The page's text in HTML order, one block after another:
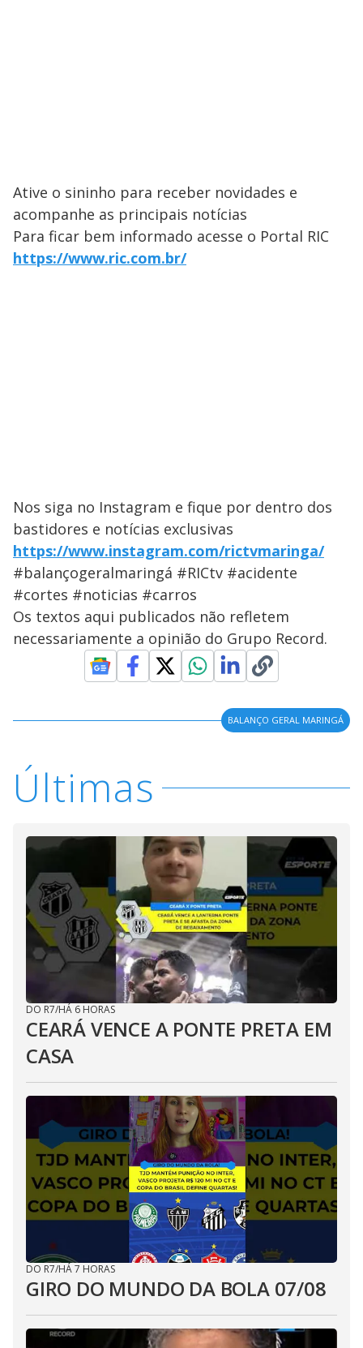
Ative o sininho para receber novidades e
acompanhe as principais notícias
Para ficar bem informado acesse o Portal RIC
https://www.ric.com.br/
Nos siga no Instagram e fique por dentro dos
bastidores e notícias exclusivas
https://www.instagram.com/rictvmaringa/
#balançogeralmaringá #RICtv #acidente
#cortes #noticias #carros
Os textos aqui publicados não refletem
necessariamente a opinião do Grupo Record.
BALANÇO GERAL MARINGÁ
Últimas
DO R7/HÁ 6 HORAS
CEARÁ VENCE A PONTE PRETA EM
CASA
DO R7/HÁ 7 HORAS
GIRO DO MUNDO DA BOLA 07/08